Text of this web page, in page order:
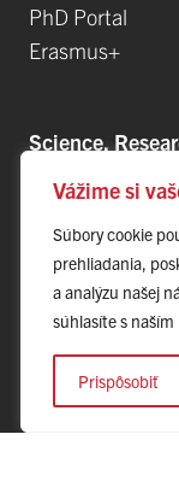
Vážime si
Súbory cookie
prehliadania,
a analýzu našej
súhlasíte s
Prispôsobiť
PhD Portal
Erasmus+
Science,
Postdoctoral
Research
Top Research
Technology
University
List of